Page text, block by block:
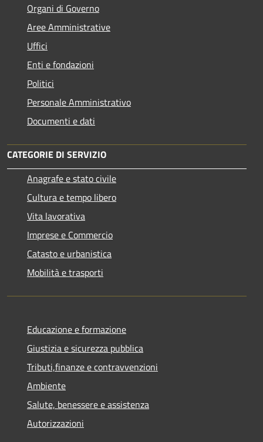
Organi di Governo
Aree Amministrative
Uffici
Enti e fondazioni
Politici
Personale Amministrativo
Documenti e dati
CATEGORIE DI SERVIZIO
Anagrafe e stato civile
Cultura e tempo libero
Vita lavorativa
Imprese e Commercio
Catasto e urbanistica
Mobilità e trasporti
Educazione e formazione
Giustizia e sicurezza pubblica
Tributi,finanze e contravvenzioni
Ambiente
Salute, benessere e assistenza
Autorizzazioni